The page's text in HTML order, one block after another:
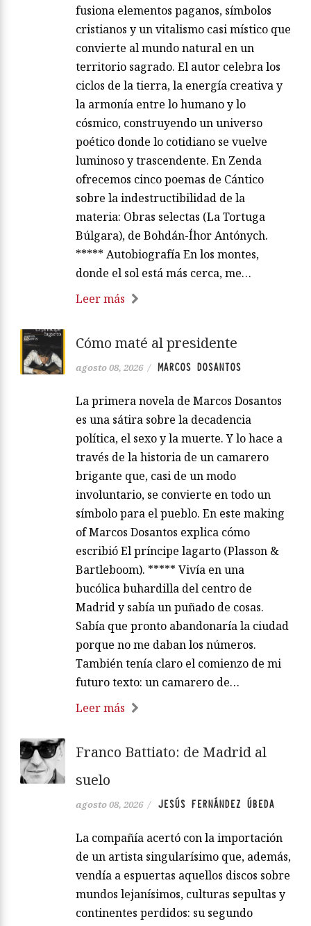
fusiona elementos paganos, símbolos
cristianos y un vitalismo casi místico que
convierte al mundo natural en un
territorio sagrado. El autor celebra los
ciclos de la tierra, la energía creativa y
la armonía entre lo humano y lo
cósmico, construyendo un universo
poético donde lo cotidiano se vuelve
luminoso y trascendente. En Zenda
ofrecemos cinco poemas de Cántico
sobre la indestructibilidad de la
materia: Obras selectas (La Tortuga
Búlgara), de Bohdán-Íhor Antónych.
***** Autobiografía En los montes,
donde el sol está más cerca, me…
Leer más
Cómo maté al presidente
agosto 08, 2026 / MARCOS DOSANTOS
La primera novela de Marcos Dosantos
es una sátira sobre la decadencia
política, el sexo y la muerte. Y lo hace a
través de la historia de un camarero
brigante que, casi de un modo
involuntario, se convierte en todo un
símbolo para el pueblo. En este making
of Marcos Dosantos explica cómo
escribió El príncipe lagarto (Plasson &
Bartleboom). ***** Vivía en una
bucólica buhardilla del centro de
Madrid y sabía un puñado de cosas.
Sabía que pronto abandonaría la ciudad
porque no me daban los números.
También tenía claro el comienzo de mi
futuro texto: un camarero de…
Leer más
Franco Battiato: de Madrid al
suelo
agosto 08, 2026 / JESÚS FERNÁNDEZ ÚBEDA
La compañía acertó con la importación
de un artista singularísimo que, además,
vendía a espuertas aquellos discos sobre
mundos lejanísimos, culturas sepultas y
continentes perdidos: su segundo